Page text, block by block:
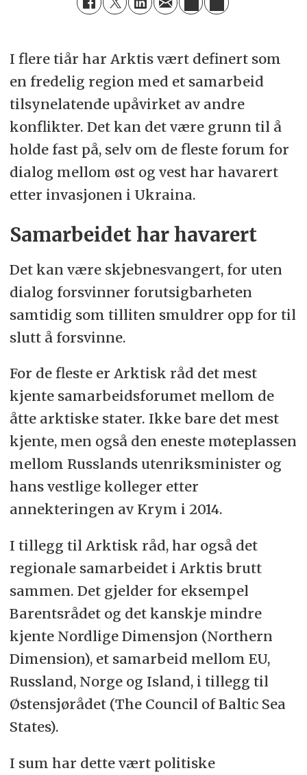
I flere tiår har Arktis vært definert som
en fredelig region med et samarbeid
tilsynelatende upåvirket av andre
konflikter. Det kan det være grunn til å
holde fast på, selv om de fleste forum for
dialog mellom øst og vest har havarert
etter invasjonen i Ukraina.
Samarbeidet har havarert
Det kan være skjebnesvangert, for uten
dialog forsvinner forutsigbarheten
samtidig som tilliten smuldrer opp for til
slutt å forsvinne.
For de fleste er Arktisk råd det mest
kjente samarbeidsforumet mellom de
åtte arktiske stater. Ikke bare det mest
kjente, men også den eneste møteplassen
mellom Russlands utenriksminister og
hans vestlige kolleger etter
annekteringen av Krym i 2014.
I tillegg til Arktisk råd, har også det
regionale samarbeidet i Arktis brutt
sammen. Det gjelder for eksempel
Barentsrådet og det kanskje mindre
kjente Nordlige Dimensjon (Northern
Dimension), et samarbeid mellom EU,
Russland, Norge og Island, i tillegg til
Østensjørådet (The Council of Baltic Sea
States).
I sum har dette vært politiske